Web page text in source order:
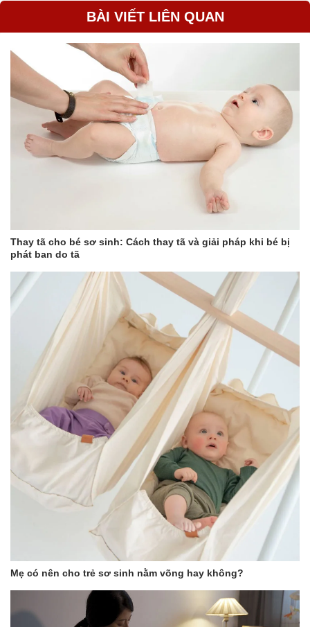
BÀI VIẾT LIÊN QUAN
Thay tã cho bé sơ sinh: Cách thay tã và giải pháp khi bé bị
phát ban do tã
Mẹ có nên cho trẻ sơ sinh nằm võng hay không?